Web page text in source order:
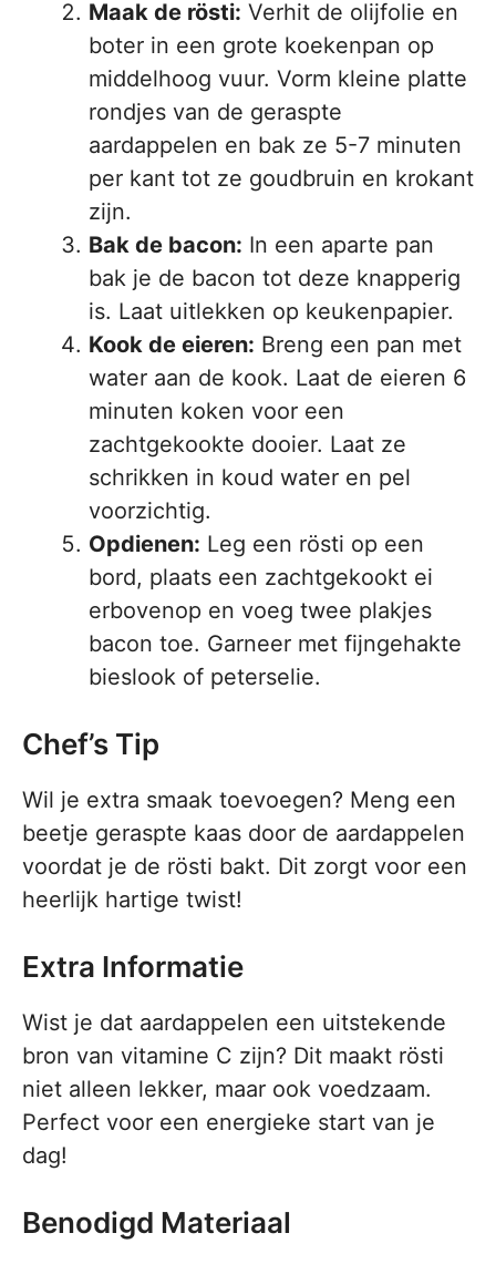
Maak de rösti: Verhit de olijfolie en
boter in een grote koekenpan op
middelhoog vuur. Vorm kleine platte
rondjes van de geraspte
aardappelen en bak ze 5-7 minuten
per kant tot ze goudbruin en krokant
zijn.
Bak de bacon: In een aparte pan
bak je de bacon tot deze knapperig
is. Laat uitlekken op keukenpapier.
Kook de eieren: Breng een pan met
water aan de kook. Laat de eieren 6
minuten koken voor een
zachtgekookte dooier. Laat ze
schrikken in koud water en pel
voorzichtig.
Opdienen: Leg een rösti op een
bord, plaats een zachtgekookt ei
erbovenop en voeg twee plakjes
bacon toe. Garneer met fijngehakte
bieslook of peterselie.
Chef’s Tip
Wil je extra smaak toevoegen? Meng een
beetje geraspte kaas door de aardappelen
voordat je de rösti bakt. Dit zorgt voor een
heerlijk hartige twist!
Extra Informatie
Wist je dat aardappelen een uitstekende
bron van vitamine C zijn? Dit maakt rösti
niet alleen lekker, maar ook voedzaam.
Perfect voor een energieke start van je
dag!
Benodigd Materiaal